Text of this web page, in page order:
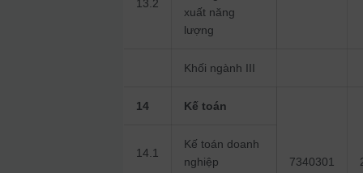
13.2
xuất năng
lượng
Khối ngành III
14 Kế toán
7340301
14.1
Kế toán doanh
nghiệp